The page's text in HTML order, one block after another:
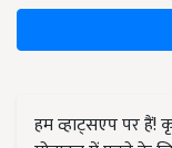
हम व्हाट्सएप पर